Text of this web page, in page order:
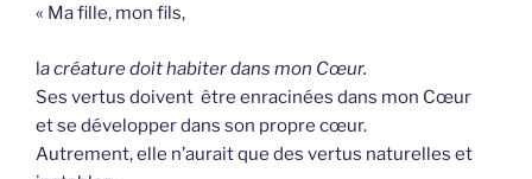
« Ma fille, mon fils,
la créature doit habiter dans mon Cœur.
Ses vertus doivent être enracinées dans mon Cœur
et se développer dans son propre cœur.
Autrement, elle n’aurait que des vertus naturelles et